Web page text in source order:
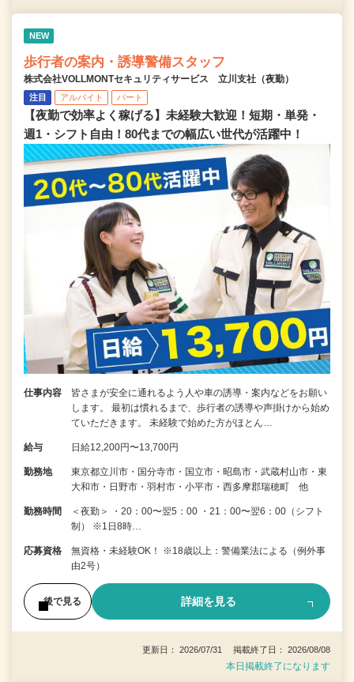
NEW
歩行者の案内・誘導警備スタッフ
株式会社VOLLMONTセキュリティサービス 立川支社（夜勤）
注目 アルバイト パート
【夜勤で効率よく稼げる】未経験大歓迎！短期・単発・
週1・シフト自由！80代までの幅広い世代が活躍中！
仕事内容
皆さまが安全に通れるよう人や車の誘導・案内などをお願い
します。 最初は慣れるまで、歩行者の誘導や声掛けから始め
ていただきます。 未経験で始めた方がほとん…
給与 日給12,200円〜13,700円
勤務地
東京都立川市・国分寺市・国立市・昭島市・武蔵村山市・東
大和市・日野市・羽村市・小平市・西多摩郡瑞穂町 他
勤務時間
＜夜勤＞ ・20：00〜翌5：00 ・21：00〜翌6：00（シフト
制） ※1日8時…
応募資格
無資格・未経験OK！ ※18歳以上：警備業法による（例外事
由2号）
後で見る 詳細を見る
更新日： 2026/07/31 掲載終了日： 2026/08/08
本日掲載終了になります